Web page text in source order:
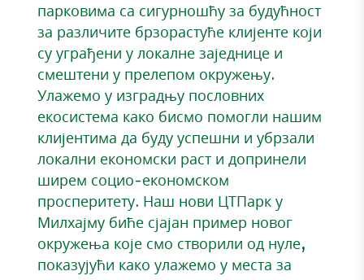
парковима са сигурношћу за будућност
за различите брзорастуће клијенте који
су уграђени у локалне заједнице и
смештени у прелепом окружењу.
Улажемо у изградњу пословних
екосистема како бисмо помогли нашим
клијентима да буду успешни и убрзали
локални економски раст и допринели
ширем социо-економском
просперитету. Наш нови ЦТПарк у
Милхајму биће сјајан пример новог
окружења које смо створили од нуле,
показујући како улажемо у места за